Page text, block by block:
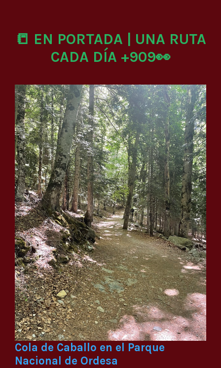
📒 EN PORTADA | UNA RUTA
CADA DÍA +909👀
Cola de Caballo en el Parque
Nacional de Ordesa